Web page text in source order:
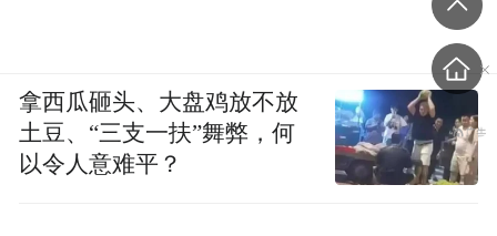
拿西瓜砸头、大盘鸡放不放
土豆、“三支一扶”舞弊，何
以令人意难平？